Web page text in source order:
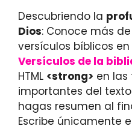
Descubriendo la
Dios: Conoce más
versículos bíblicos
Versículos de la
HTML <strong> en las
importantes del
hagas resumen al
Escribe únicamente